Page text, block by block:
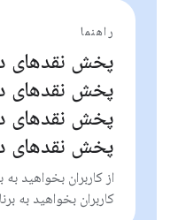
راهنما
پخش نقدهای
پخش نقدهای
پخش نقدهای
پخش نقدهای
از کاربران بخواهید به
کاربران بخواهید به